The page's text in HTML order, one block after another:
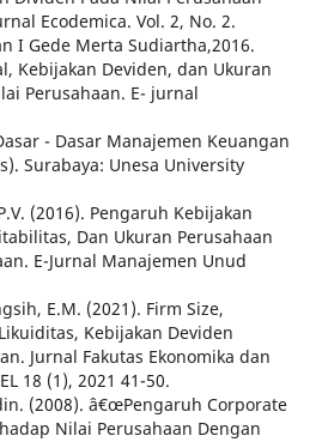
Ecodemica. Vol. 2, No. 2.
I Gede Merta Sudiartha,2016.
Kebijakan Deviden, dan Ukuran
Perusahaan. E- jurnal
- Dasar Manajemen Keuangan
Surabaya: Unesa University
(2016). Pengaruh Kebijakan
Dan Ukuran Perusahaan
E-Jurnal Manajemen Unud
E.M. (2021). Firm Size,
Kebijakan Deviden
Jurnal Fakutas Ekonomika dan
18 (1), 2021 41-50.
(2008). â€œPengaruh Corporate
Nilai Perusahaan Dengan